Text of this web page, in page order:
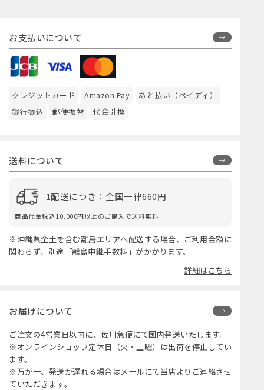
お支払いについて
クレジットカード Amazon Pay
あと払い（ペイディ）
銀行振込
郵便振替 代金引換
送料について
1配送につき：全国一律660円
商品代金税込10,000円以上のご購入で送料無料
※沖縄県全土を含む離島エリアへ配送する場合、ご利用金額に
関わらず、別途「離島中継手数料」がかかります。
詳細はこちら
お届けについて
ご注文の4営業日以内に、佐川急便にて国内発送いたします。
※オンラインショップ定休日（火・土曜）は出荷を停止してい
ます。
※万が一、発送が遅れる場合はメールにて当店よりご連絡させ
ていただきます。